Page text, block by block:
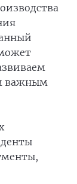
важным